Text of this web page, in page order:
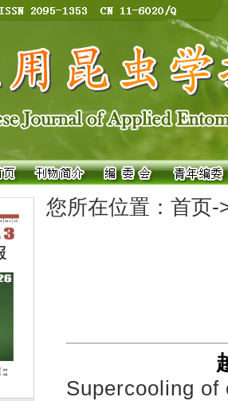
您所在位置： 首页-
Supercooling